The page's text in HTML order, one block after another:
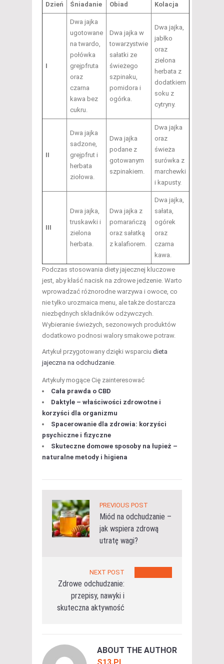
Dzień Śniadanie Obiad Kolacja
I
Dwa jajka
ugotowane
na twardo,
połówka
grejpfruta
oraz
czarna
kawa bez
cukru.
Dwa jajka w
towarzystwie
sałatki ze
świeżego
szpinaku,
pomidora i
ogórka.
Dwa jajka,
jabłko
oraz
zielona
herbata z
dodatkiem
soku z
cytryny.
II
Dwa jajka
sadzone,
grejpfrut i
herbata
ziołowa.
Dwa jajka
podane z
gotowanym
szpinakiem.
Dwa jajka
oraz
świeża
surówka z
marchewki
i kapusty.
III
Dwa jajka,
truskawki i
zielona
herbata.
Dwa jajka z
pomarańczą
oraz sałatką
z kalafiorem.
Dwa jajka,
sałata,
ogórek
oraz
czarna
kawa.
Podczas stosowania diety jajecznej kluczowe
jest, aby kłaść nacisk na zdrowe jedzenie. Warto
wprowadzać różnorodne warzywa i owoce, co
nie tylko urozmaica menu, ale także dostarcza
niezbędnych składników odżywczych.
Wybieranie świeżych, sezonowych produktów
dodatkowo podnosi walory smakowe potraw.
Artykuł przygotowany dzięki wsparciu dieta
jajeczna na odchudzanie.
Artykuły mogące Cię zainteresować
Cała prawda o CBD
Daktyle – właściwości zdrowotne i
korzyści dla organizmu
Spacerowanie dla zdrowia: korzyści
psychiczne i fizyczne
Skuteczne domowe sposoby na łupież –
naturalne metody i higiena
PREVIOUS POST
Miód na odchudzanie –
jak wspiera zdrową
utratę wagi?
NEXT POST
Zdrowe odchudzanie:
przepisy, nawyki i
skuteczna aktywność
ABOUT THE AUTHOR